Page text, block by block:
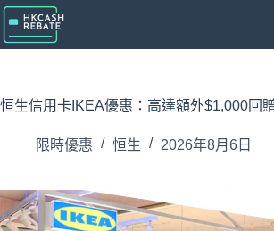
跳
至
主
內
恒生信用卡IKEA優惠：高達額外$1,000回贈
限時優惠 恒生 2026年8月6日